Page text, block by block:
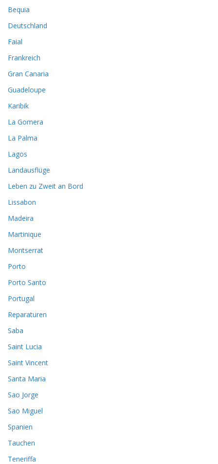
Bequia
Deutschland
Faial
Frankreich
Gran Canaria
Guadeloupe
Karibik
La Gomera
La Palma
Lagos
Landausflüge
Leben zu Zweit an Bord
Lissabon
Madeira
Martinique
Montserrat
Porto
Porto Santo
Portugal
Reparaturen
Saba
Saint Lucia
Saint Vincent
Santa Maria
Sao Jorge
Sao Miguel
Spanien
Tauchen
Teneriffa